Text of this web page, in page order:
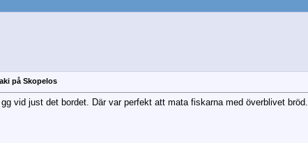
på Skopelos
vid just det bordet. Där var perfekt att mata fiskarna med överblivet bröd.